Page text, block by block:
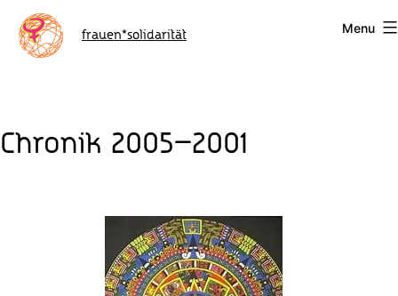
Skip
content
frauen*solidarität
Menu
Chronik 2005‒2001